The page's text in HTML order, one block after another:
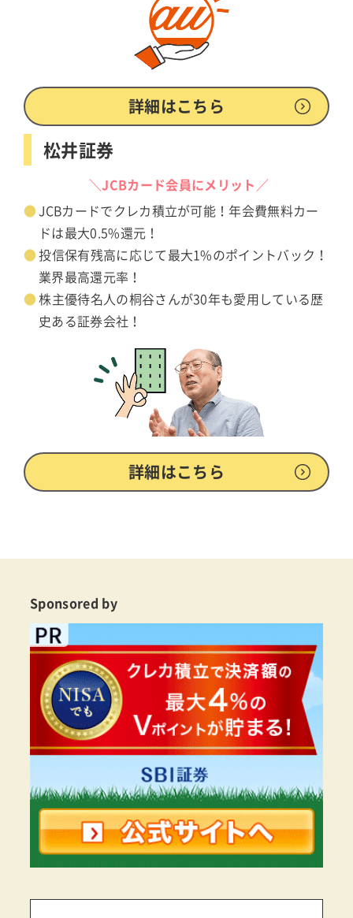
詳細はこちら
松井証券
＼JCBカード会員にメリット／
JCBカードでクレカ積立が可能！年会費無料カー
ドは最大0.5%還元！
投信保有残高に応じて最大1%のポイントバック！
業界最高還元率！
株主優待名人の桐谷さんが30年も愛用している歴
史ある証券会社！
詳細はこちら
Sponsored by